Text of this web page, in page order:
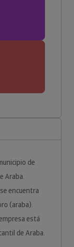
de
Araba.
encuentra
(araba).
está
de Araba.